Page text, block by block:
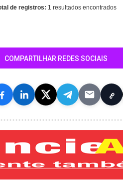
de registros: 1 resultados encontrados
COMPARTILHAR REDES SOCIAIS